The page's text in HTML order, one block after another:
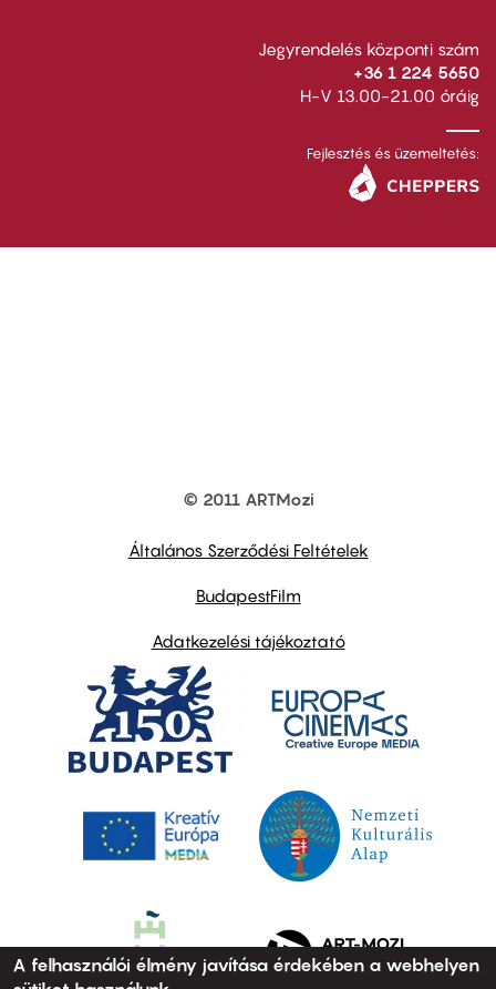
Jegyrendelés központi szám
+36 1 224 5650
H-V 13.00-21.00 óráig
Fejlesztés és üzemeltetés:
© 2011 ARTMozi
Általános Szerződési Feltételek
BudapestFilm
Adatkezelési tájékoztató
A felhasználói élmény javítása érdekében a webhelyen